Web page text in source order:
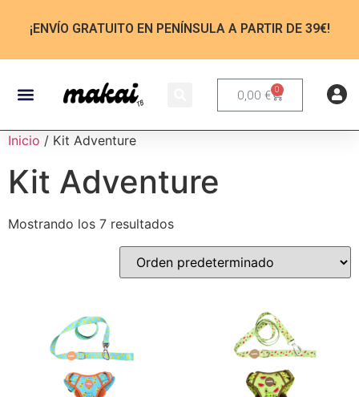
¡ENVÍO GRATUITO EN PENÍNSULA A PARTIR DE 39€!
0,00 € 0
Inicio / Kit Adventure
Kit Adventure
Mostrando los 7 resultados